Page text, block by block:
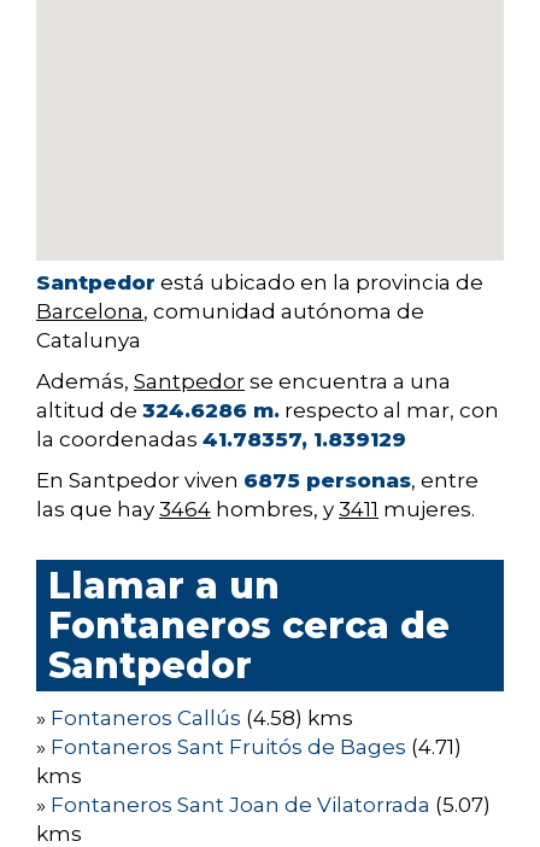
Santpedor está ubicado en la provincia de
Barcelona, comunidad autónoma de
Catalunya
Además, Santpedor se encuentra a una
altitud de 324.6286 m. respecto al mar, con
la coordenadas 41.78357, 1.839129
En Santpedor viven 6875 personas, entre
las que hay 3464 hombres, y 3411 mujeres.
Llamar a un
Fontaneros cerca de
Santpedor
» Fontaneros Callús (4.58) kms
» Fontaneros Sant Fruitós de Bages (4.71)
kms
» Fontaneros Sant Joan de Vilatorrada (5.07)
kms